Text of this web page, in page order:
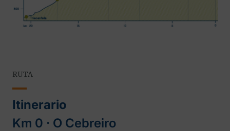
RUTA
Itinerario
Km 0 ‧ O Cebreiro